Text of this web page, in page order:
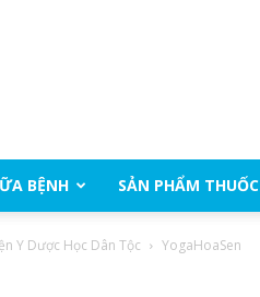
BỆNH SẢN PHẨM THUỐC
Y Dược Học Dân Tộc YogaHoaSen